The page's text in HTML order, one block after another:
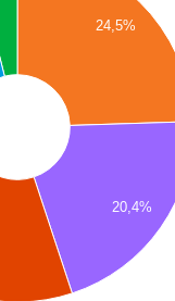
24,5%
20,4%